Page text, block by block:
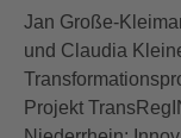
Jan Große-
und Claudia
Projekt